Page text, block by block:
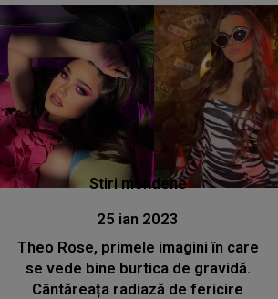
Stiri mondene
25 ian 2023
Theo Rose, primele imagini în care
se vede bine burtica de gravidă.
Cântăreața radiază de fericire